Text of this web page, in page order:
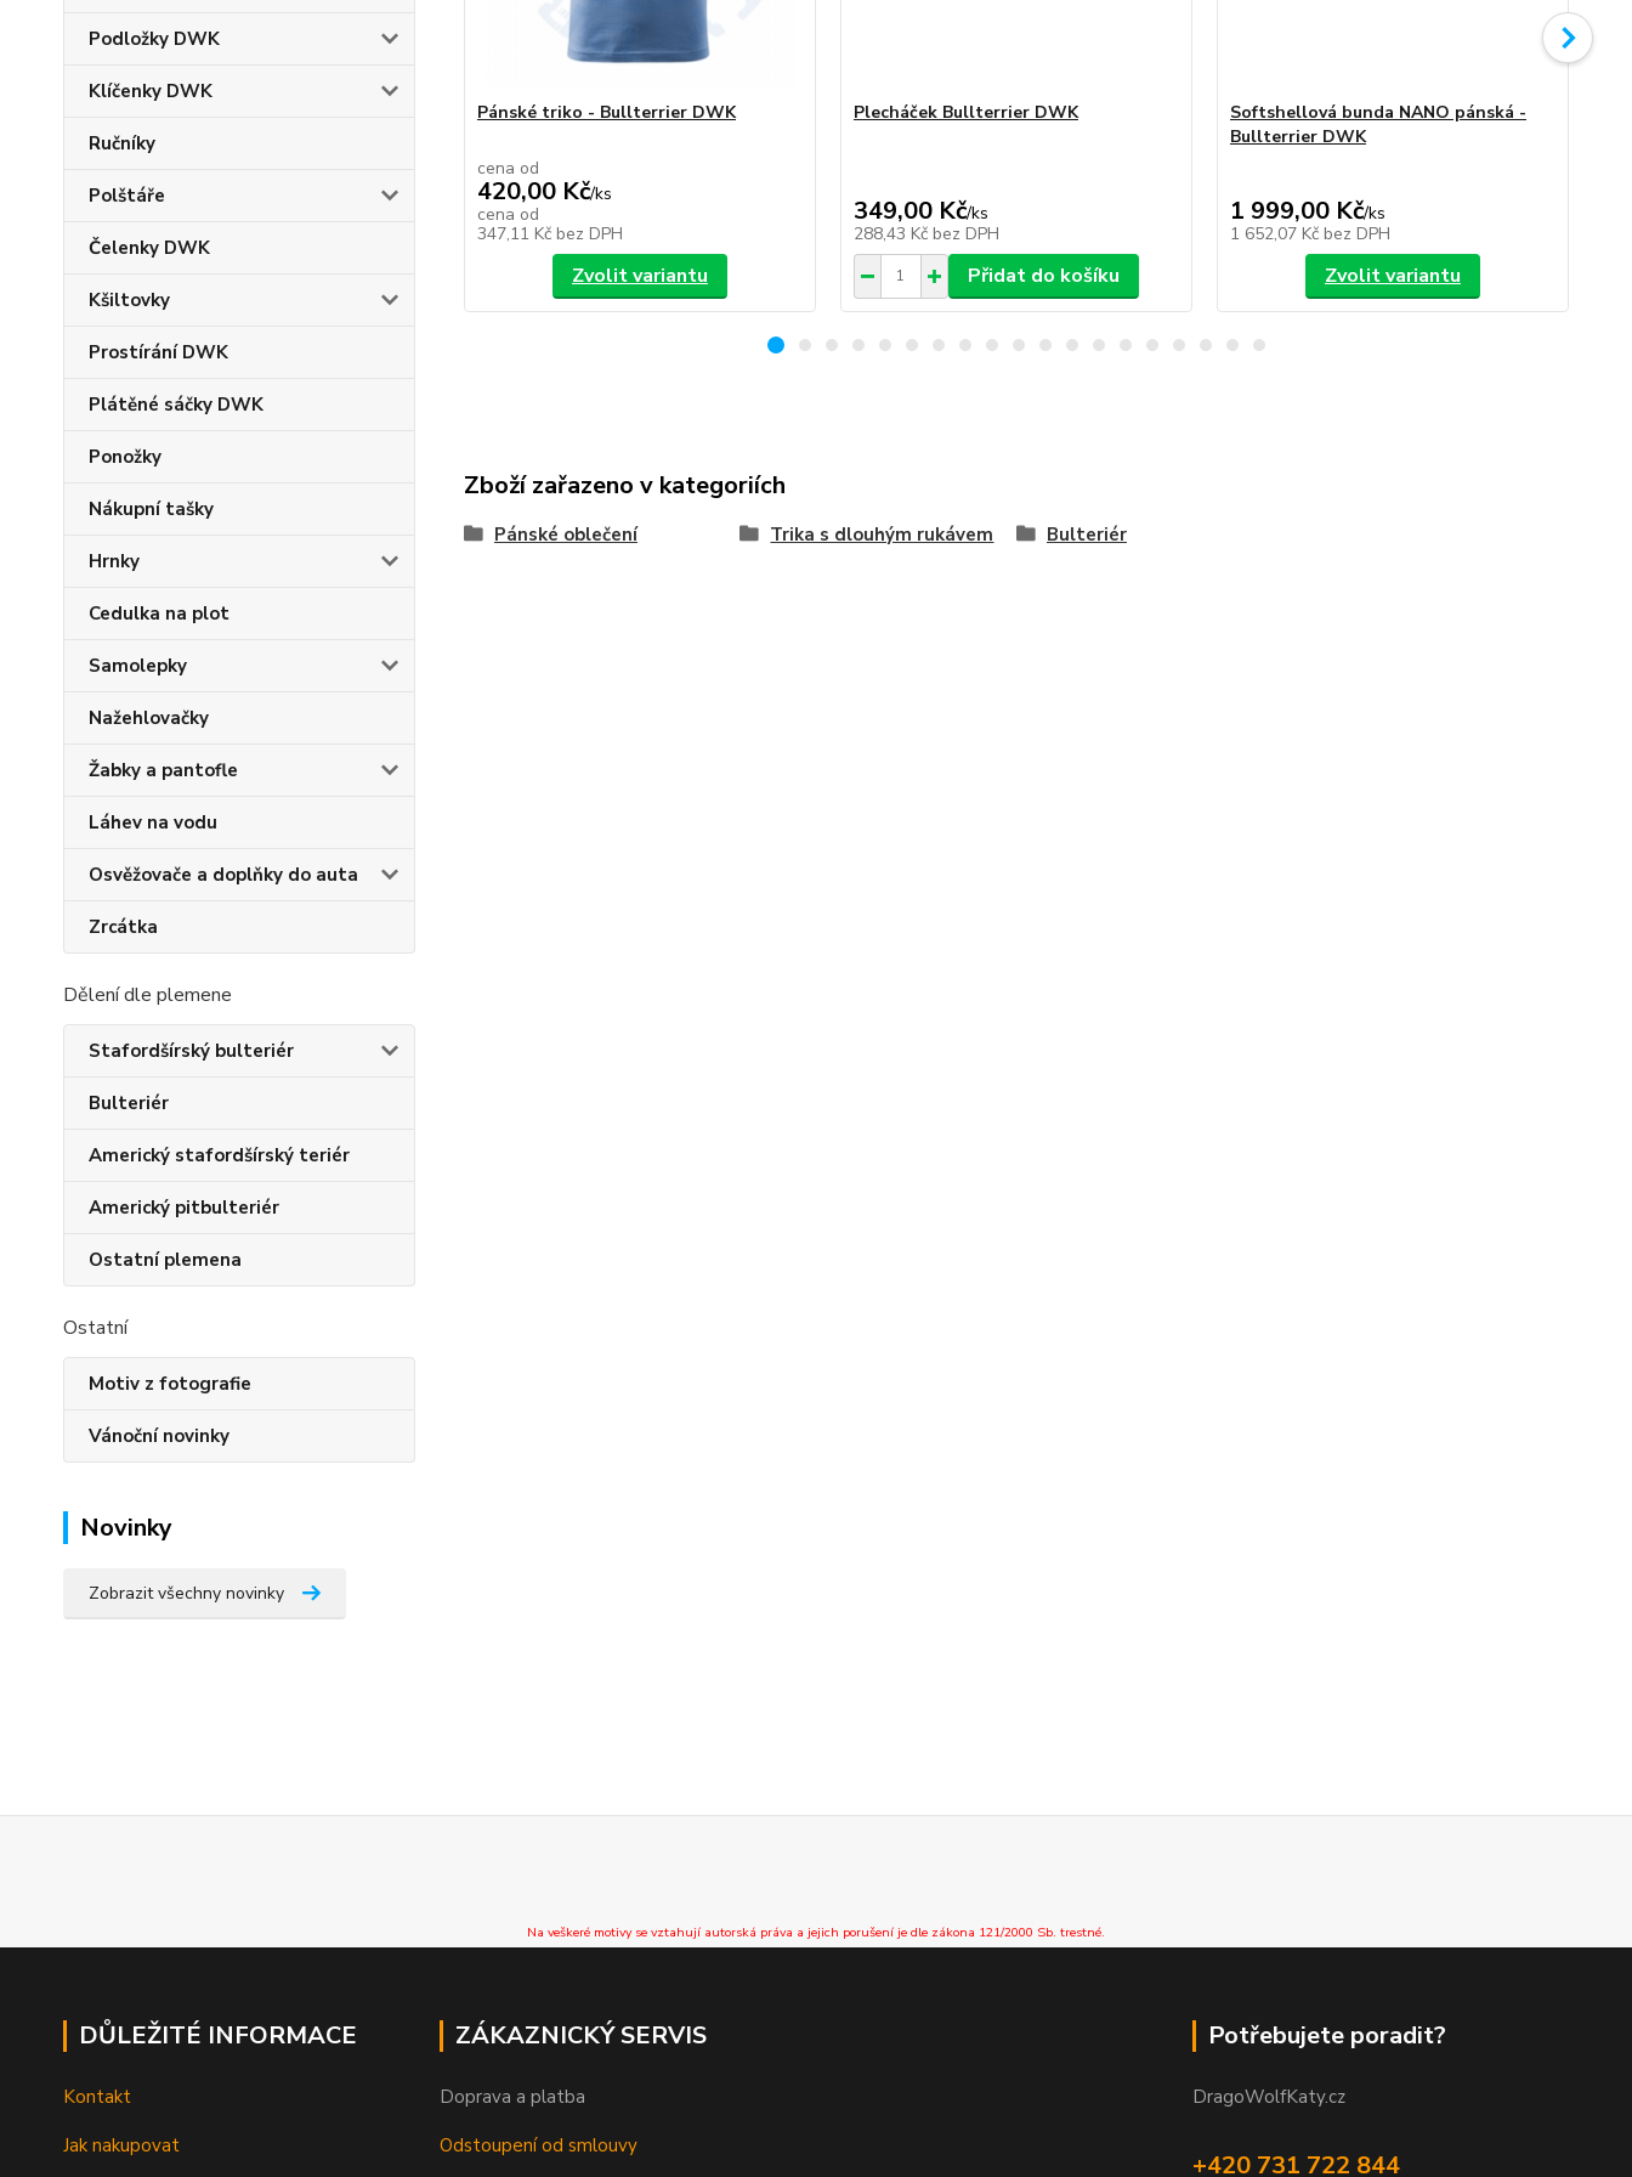
Podložky DWK
Klíčenky DWK
Ručníky
Polštáře
Čelenky DWK
Kšiltovky
Prostírání DWK
Plátěné sáčky DWK
Ponožky
Nákupní tašky
Hrnky
Cedulka na plot
Samolepky
Nažehlovačky
Žabky a pantofle
Láhev na vodu
Osvěžovače a doplňky do auta
Zrcátka
Dělení dle plemene
Stafordšírský bulteriér
Bulteriér
Americký stafordšírský teriér
Americký pitbulteriér
Ostatní plemena
Ostatní
Motiv z fotografie
Vánoční novinky
Novinky
Zobrazit všechny novinky
Pánské triko - Bullterrier DWK
cena od
420,00 Kč/ks
cena od
347,11 Kč bez DPH
Zvolit variantu
Plecháček Bullterrier DWK
349,00 Kč/ks
288,43 Kč bez DPH
Přidat do košíku
Softshellová bunda NANO pánská -
Bullterrier DWK
1 999,00 Kč/ks
1 652,07 Kč bez DPH
Zvolit variantu
Zboží zařazeno v kategoriích
Pánské oblečení Trika s dlouhým rukávem Bulteriér
Na veškeré motivy se vztahují autorská práva a jejich porušení je dle zákona 121/2000 Sb. trestné.
DŮLEŽITÉ INFORMACE
Kontakt
Jak nakupovat
ZÁKAZNICKÝ SERVIS
Doprava a platba
Odstoupení od smlouvy
Potřebujete poradit?
DragoWolfKaty.cz
+420 731 722 844